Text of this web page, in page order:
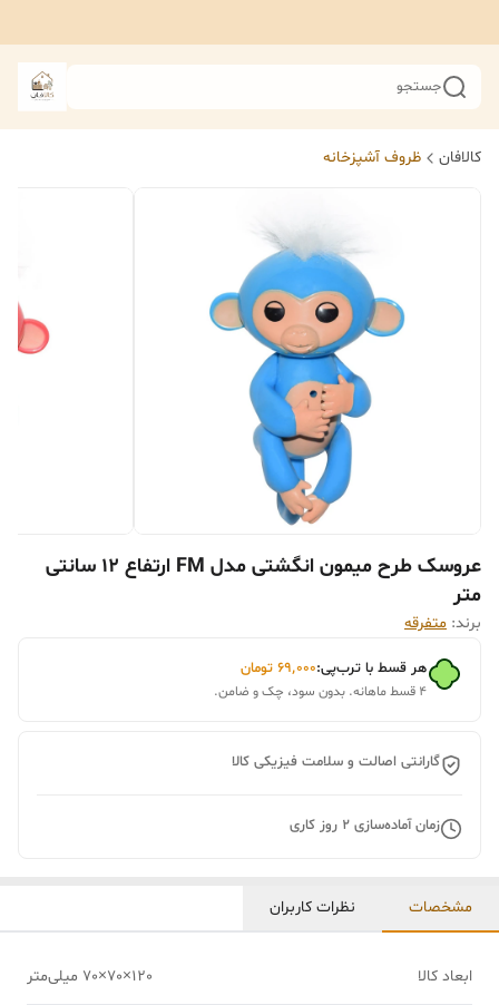
جستجو
کالافان ظروف آشپزخانه
عروسک طرح میمون انگشتی مدل FM ارتفاع 12 سانتی
متر
برند: متفرقه
هر قسط با ترب‌پی:۶۹٬۰۰۰ تومان
۴ قسط ماهانه. بدون سود، چک و ضامن.
گارانتی اصالت و سلامت فیزیکی کالا
زمان آماده‌سازی 2 روز کاری
مشخصات نظرات کاربران
ابعاد کالا 120×70×70 میلی‌متر